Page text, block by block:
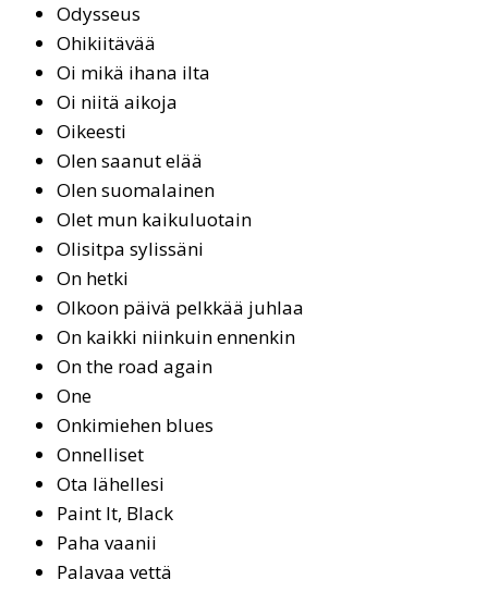
Odysseus
Ohi­kii­tä­vää
Oi mi­kä iha­na il­ta
Oi niitä aikoja
Oikeesti
Olen saanut elää
Olen suo­ma­lai­nen
Olet mun kai­ku­luo­tain
Olisitpa sylissäni
On hetki
Ol­koon päi­vä pelk­kää juh­laa
On kaikki niinkuin ennenkin
On the road again
One
On­ki­mie­hen blues
On­nel­li­set
Ota lä­hel­le­si
Paint It, Black
Paha vaanii
Palavaa vettä